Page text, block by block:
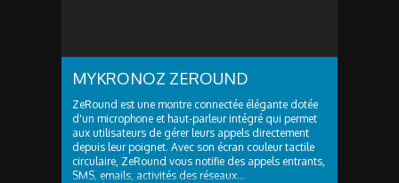
MYKRONOZ ZEROUND
ZeRound est une montre connectée élégante dotée
d'un microphone et haut-parleur intégré qui permet
aux utilisateurs de gérer leurs appels directement
depuis leur poignet. Avec son écran couleur tactile
circulaire, ZeRound vous notifie des appels entrants,
SMS, emails, activités des réseaux...